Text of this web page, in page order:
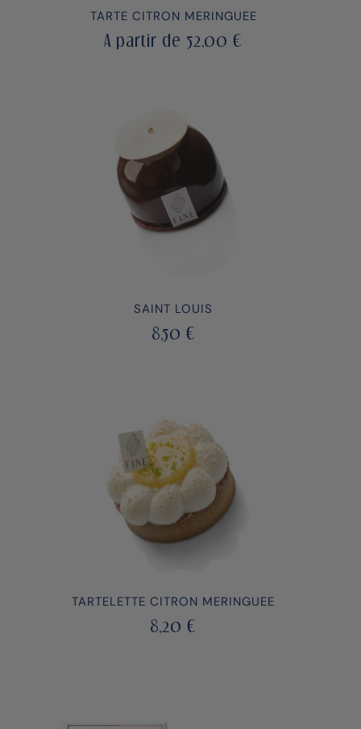
TARTE CITRON MERINGUEE
A partir de 52,00 €
SAINT LOUIS
8,50 €
TARTELETTE CITRON MERINGUEE
8,20 €